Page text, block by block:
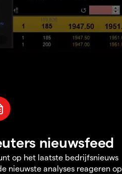
nieuwsfeed
op het laatste bedrijfsnieuws
nieuwste analyses reageren op